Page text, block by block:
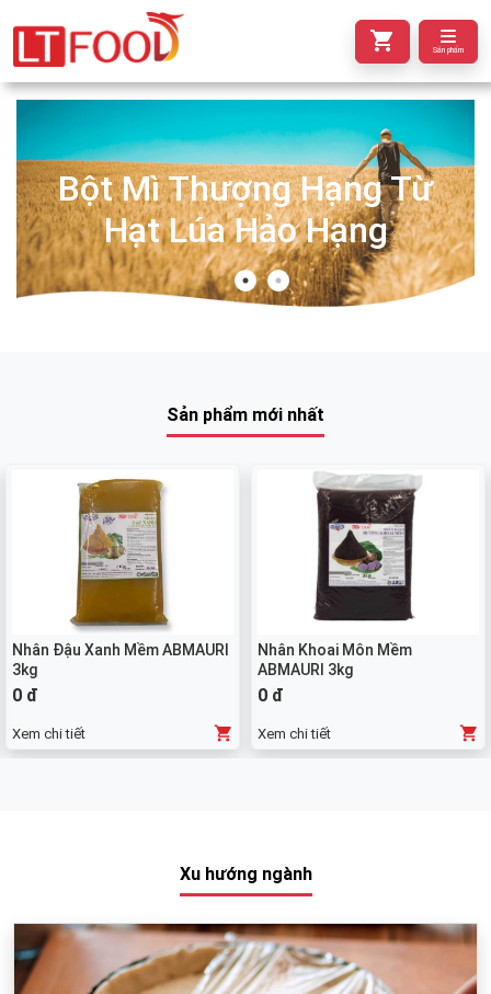
Sản phẩm
Bột Mì Thượng Hạng Từ
Hạt Lúa Hảo Hạng
Sản phẩm mới nhất
Nhân Đậu Xanh Mềm ABMAURI
3kg
0 đ
Xem chi tiết
Nhân Khoai Môn Mềm
ABMAURI 3kg
0 đ
Xem chi tiết
Xu hướng ngành